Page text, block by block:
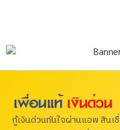
กู้เงินด่วนทันใจผ่านแอพ สินเ